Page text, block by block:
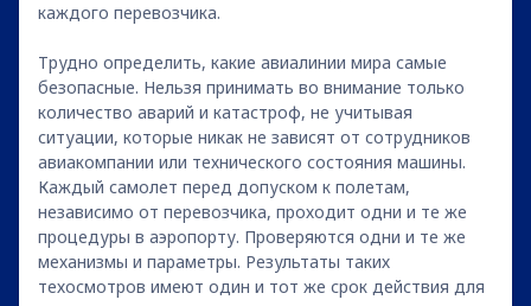
каждого перевозчика.
Трудно определить, какие авиалинии мира самые
безопасные. Нельзя принимать во внимание только
количество аварий и катастроф, не учитывая
ситуации, которые никак не зависят от сотрудников
авиакомпании или технического состояния машины.
Каждый самолет перед допуском к полетам,
независимо от перевозчика, проходит одни и те же
процедуры в аэропорту. Проверяются одни и те же
механизмы и параметры. Результаты таких
техосмотров имеют один и тот же срок действия для